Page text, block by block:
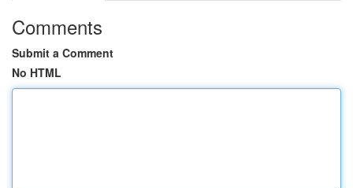
Comments
Submit a Comment
No HTML